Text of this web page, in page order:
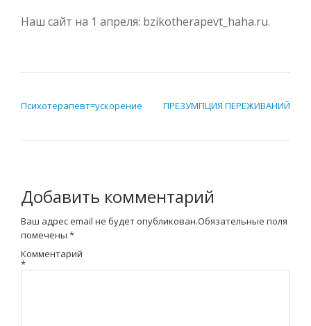
Наш сайт на 1 апреля: bzikotherapevt_haha.ru.
Психотерапевт=ускорение ПРЕЗУМПЦИЯ ПЕРЕЖИВАНИЙ
Добавить комментарий
Ваш адрес email не будет опубликован.Обязательные поля
помечены *
Комментарий
*